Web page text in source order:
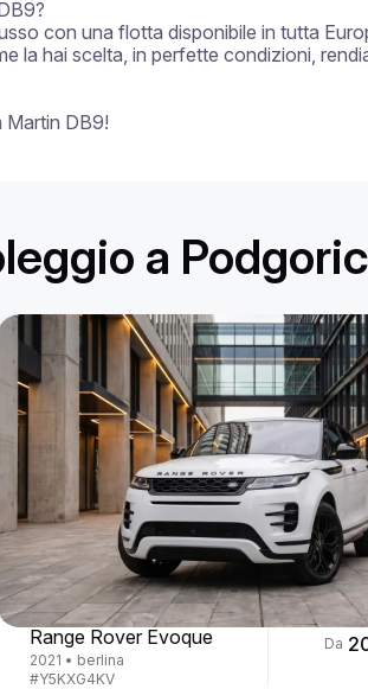
con una flotta disponibile in tutta
la hai scelta, in perfette condizioni,
DB9!
a
Land Rover
Range Rover Evoque
2021 • berlina
#Y5KXG4KV
Da